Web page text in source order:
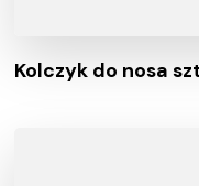
Kolczyk do nosa